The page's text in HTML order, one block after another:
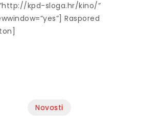
kpd-sloga.hr/kino/”
Raspored
Novosti